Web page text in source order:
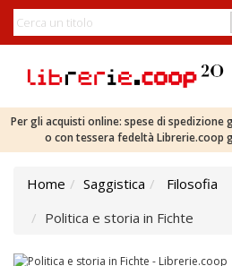
Per gli acquisti online: spese di spedizione
o con tessera fedeltà Librerie.coop
Home Saggistica
Filosofia
Politica e storia in Fichte